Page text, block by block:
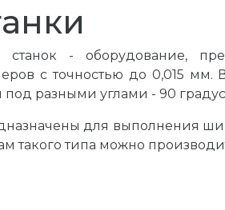
станок - оборудование,
с точностью до 0,015 мм.
разными углами - 90
для выполнения
такого типа можно